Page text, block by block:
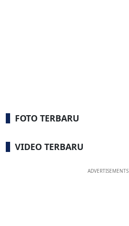
FOTO TERBARU
VIDEO TERBARU
ADVERTISEMENTS